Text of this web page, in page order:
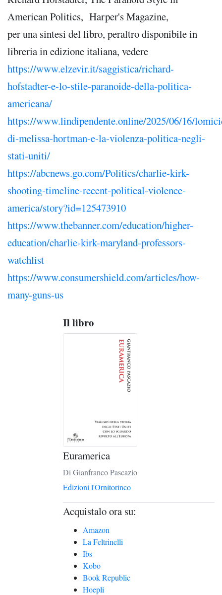
American Politics, Harper's Magazine,
per una sintesi del libro, peraltro disponibile in
libreria in edizione italiana, vedere
https://www.elzevir.it/saggistica/richard-
hofstadter-e-lo-stile-paranoide-della-politica-
americana/
https://www.lindipendente.online/2025/06/16/
di-melissa-hortman-e-la-violenza-politica-negli-
stati-uniti/
https://abcnews.go.com/Politics/charlie-kirk-
shooting-timeline-recent-political-violence-
america/story?id=125473910
https://www.thebanner.com/education/higher-
education/charlie-kirk-maryland-professors-
watchlist
https://www.consumershield.com/articles/how-
many-guns-us
Il libro
Euramerica
Di Gianfranco Pascazio
Edizioni l'Ornitorinco
Acquistalo ora su:
Amazon
La Feltrinelli
Ibs
Kobo
Book Republic
Hoepli